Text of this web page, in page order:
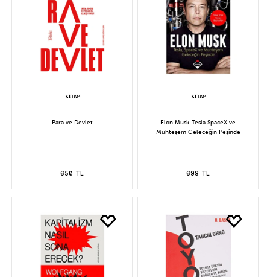
Para ve Devlet
650 TL
Elon Musk-Tesla SpaceX ve
Muhteşem Geleceğin Peşinde
699 TL